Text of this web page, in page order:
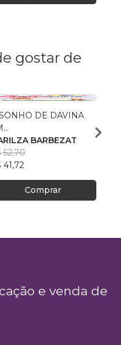
gostar de
DE DAVINA
MARILZA BARBEZAT
52,70
41,72
Comprar
R$
e venda de